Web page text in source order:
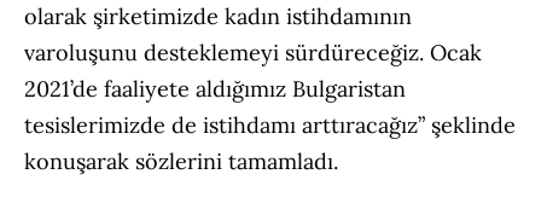
olarak şirketimizde kadın istihdamının
varoluşunu desteklemeyi sürdüreceğiz. Ocak
2021’de faaliyete aldığımız Bulgaristan
tesislerimizde de istihdamı arttıracağız” şeklinde
konuşarak sözlerini tamamladı.